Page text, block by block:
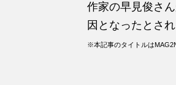
作家の早見俊さ
因となったとさ
※本記事のタイトルは